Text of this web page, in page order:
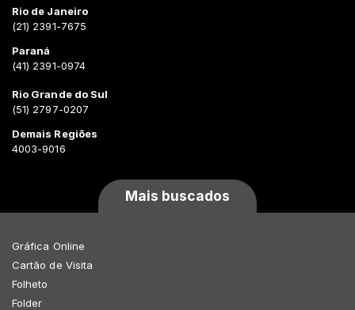
Rio de Janeiro
(21) 2391-7675
Paraná
(41) 2391-0974
Rio Grande do Sul
(51) 2797-0207
Demais Regiões
4003-9016
Mais buscados
Gráfica Online
Cartão de Visita
Folheto
Folder